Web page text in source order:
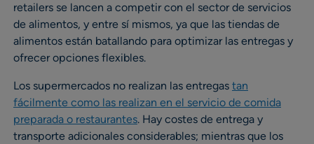
retailers se lancen a competir con el sector de servicios
de alimentos, y entre sí mismos, ya que las tiendas de
alimentos están batallando para optimizar las entregas y
ofrecer opciones flexibles.
Los supermercados no realizan las entregas tan
fácilmente como las realizan en el servicio de comida
preparada o restaurantes. Hay costes de entrega y
transporte adicionales considerables; mientras que los